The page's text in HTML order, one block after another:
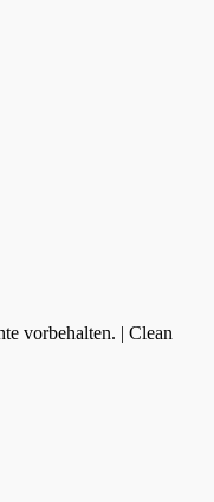
vorbehalten. | Clean